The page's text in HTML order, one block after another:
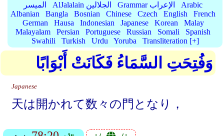
الميسر
AlJalalain الجلالين Grammar الإعراب
Arabic
Albanian
Bangla Bosnian Chinese Czech English
French
German
Hausa Indonesian Japanese Korean
Malay
Malayalam
Persian Portuguese Russian Somali
Spanish
Swahili
Turkish Urdu Yoruba Transliteration [+]
وَفُتِحَتِ السَّمَاءُ فَكَانَتْ أَبْوَابًا
Japanese
天は開かれて数々の門となり，